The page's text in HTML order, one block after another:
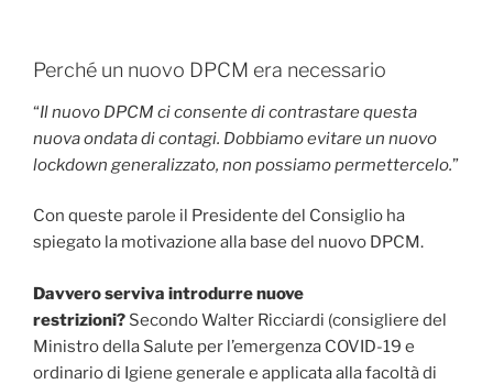
Perché un nuovo DPCM era necessario
“Il nuovo DPCM ci consente di contrastare questa
nuova ondata di contagi. Dobbiamo evitare un nuovo
lockdown generalizzato, non possiamo permettercelo.”
Con queste parole il Presidente del Consiglio ha
spiegato la motivazione alla base del nuovo DPCM.
Davvero serviva introdurre nuove
restrizioni? Secondo Walter Ricciardi (consigliere del
Ministro della Salute per l’emergenza COVID-19 e
ordinario di Igiene generale e applicata alla facoltà di